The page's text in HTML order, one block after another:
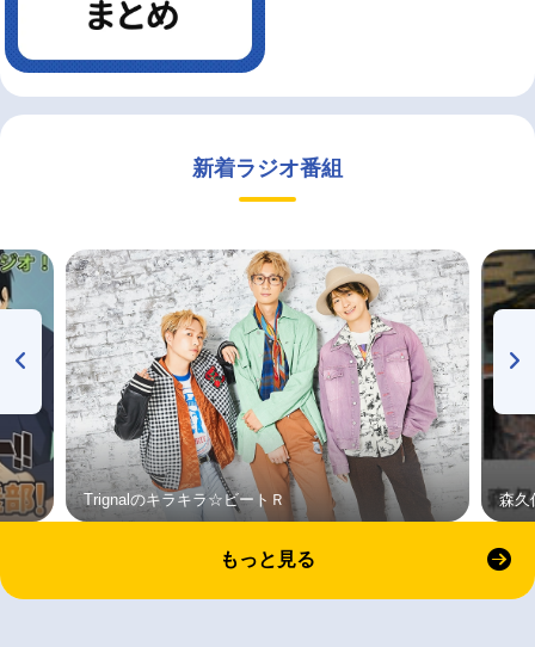
新着ラジオ番組
Trignalのキラキラ☆ビートＲ 森久
もっと見る